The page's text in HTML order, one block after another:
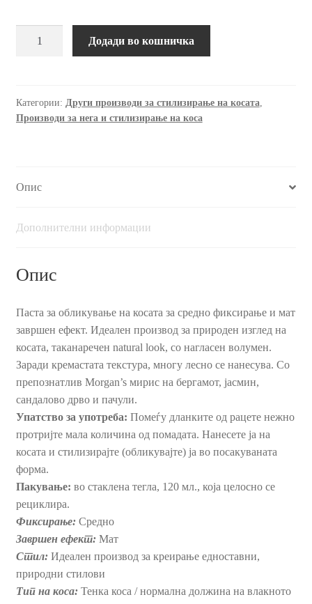
количина
Додади во кошничка
Категории: Други производи за стилизирање на косата,
Производи за нега и стилизирање на коса
Опис
Дополнителни информации
Опис
Паста за обликување на косата за средно фиксирање и мат
завршен ефект. Идеален производ за природен изглед на
косата, таканаречен natural look, со нагласен волумен.
Заради кремастата текстура, многу лесно се нанесува. Со
препознатлив Morgan’s мирис на бергамот, јасмин,
сандалово дрво и пачули.
Упатство за употреба: Помеѓу дланките од рацете нежно
протријте мала количина од помадата. Нанесете ја на
косата и стилизирајте (oбликувајте) јa во посакуваната
форма.
Пакување: во стаклена тегла, 120 мл., која целосно се
рециклира.
Фиксирање: Средно
Завршен ефект: Мат
Стил: Идеален производ за креирање едноставни,
природни стилови
Тип на коса:Тенка коса / нормална должина на влакното